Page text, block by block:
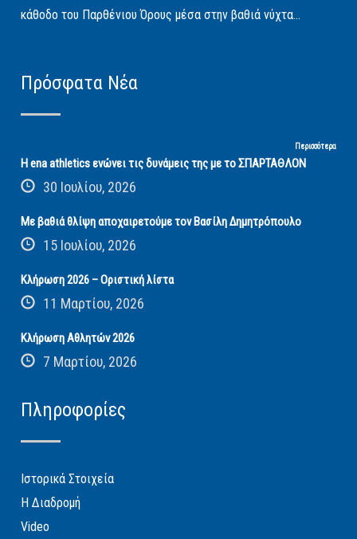
κάθοδο του Παρθένιου Όρους μέσα στην βαθιά νύχτα...
Πρόσφατα Νέα
Περισσότερα
Η ena athletics ενώνει τις δυνάμεις της με το ΣΠΑΡΤΑΘΛΟΝ
30 Ιουλίου, 2026
Με βαθιά θλίψη αποχαιρετούμε τον Βασίλη Δημητρόπουλο
15 Ιουλίου, 2026
Κλήρωση 2026 – Οριστική λίστα
11 Μαρτίου, 2026
Κλήρωση Αθλητών 2026
7 Μαρτίου, 2026
Πληροφορίες
Ιστορικά Στοιχεία
Η Διαδρομή
Video